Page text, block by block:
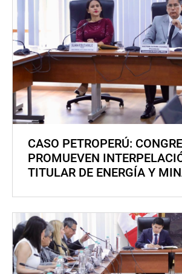
CASO PETROPERÚ:
PROMUEVEN
TITULAR DE ENERGÍA Y